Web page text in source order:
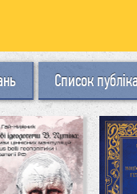
Список